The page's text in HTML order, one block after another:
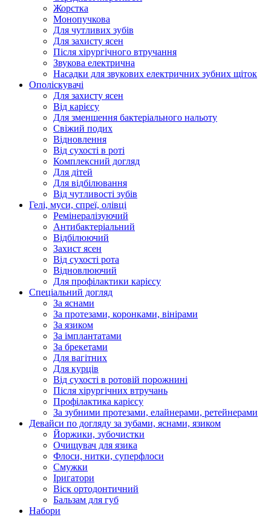
Жорстка
Монопучкова
Для чутливих зубів
Для захисту ясен
Після хірургічного втручання
Звукова електрична
Насадки для звукових електричних зубних щіток
Ополіскувачі
Для захисту ясен
Від карієсу
Для зменшення бактеріального нальоту
Свіжий подих
Відновлення
Від сухості в роті
Комплексний догляд
Для дітей
Для відбілювання
Від чутливості зубів
Гелі, муси, спреї, олівці
Ремінералізуючий
Антибактеріальний
Відбілюючий
Захист ясен
Від сухості рота
Відновлюючий
Для профілактики карієсу
Спеціальний догляд
За яснами
За протезами, коронками, вінірами
За язиком
За імплантатами
За брекетами
Для вагітних
Для курців
Від сухості в ротовій порожнині
Після хірургічних втручань
Профілактика карієсу
За зубними протезами, елайнерами, ретейнерами
Девайси по догляду за зубами, яснами, язиком
Йоржики, зубочистки
Очищувач для язика
Флоси, нитки, суперфлоси
Смужки
Іригатори
Віск ортодонтичний
Бальзам для губ
Набори